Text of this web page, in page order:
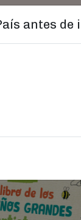
antes de